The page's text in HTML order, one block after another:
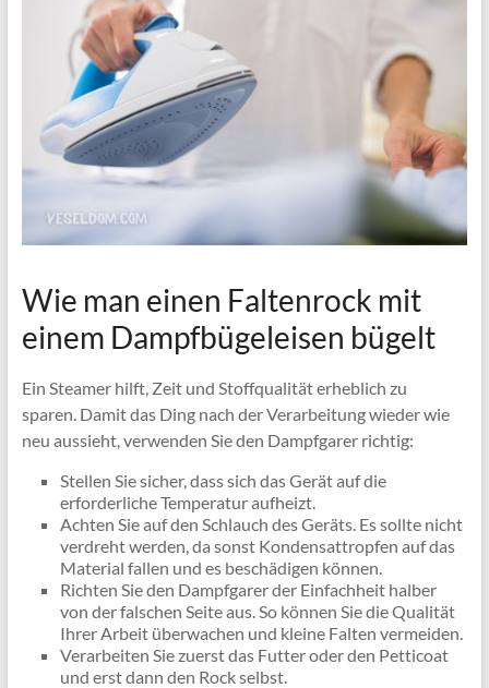
Wie man einen Faltenrock mit
einem Dampfbügeleisen bügelt
Ein Steamer hilft, Zeit und Stoffqualität erheblich zu
sparen. Damit das Ding nach der Verarbeitung wieder wie
neu aussieht, verwenden Sie den Dampfgarer richtig:
Stellen Sie sicher, dass sich das Gerät auf die
erforderliche Temperatur aufheizt.
Achten Sie auf den Schlauch des Geräts. Es sollte nicht
verdreht werden, da sonst Kondensattropfen auf das
Material fallen und es beschädigen können.
Richten Sie den Dampfgarer der Einfachheit halber
von der falschen Seite aus. So können Sie die Qualität
Ihrer Arbeit überwachen und kleine Falten vermeiden.
Verarbeiten Sie zuerst das Futter oder den Petticoat
und erst dann den Rock selbst.